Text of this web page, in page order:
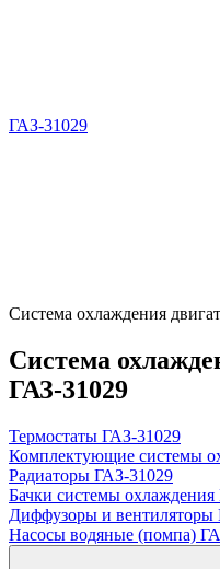
ГАЗ-31029
Система охлаждения
Система
ГАЗ-31029
Термостаты ГАЗ-31029
Комплектующие системы
Радиаторы ГАЗ-31029
Бачки системы
Диффузоры и вентиляторы
Насосы водяные (помпа)